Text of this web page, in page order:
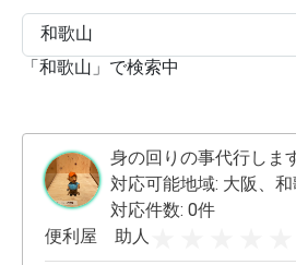
「和歌山 」で検索中
身の回りの事代行しま
対応可能地域: 大阪、和
対応件数: 0件
便利屋 助人